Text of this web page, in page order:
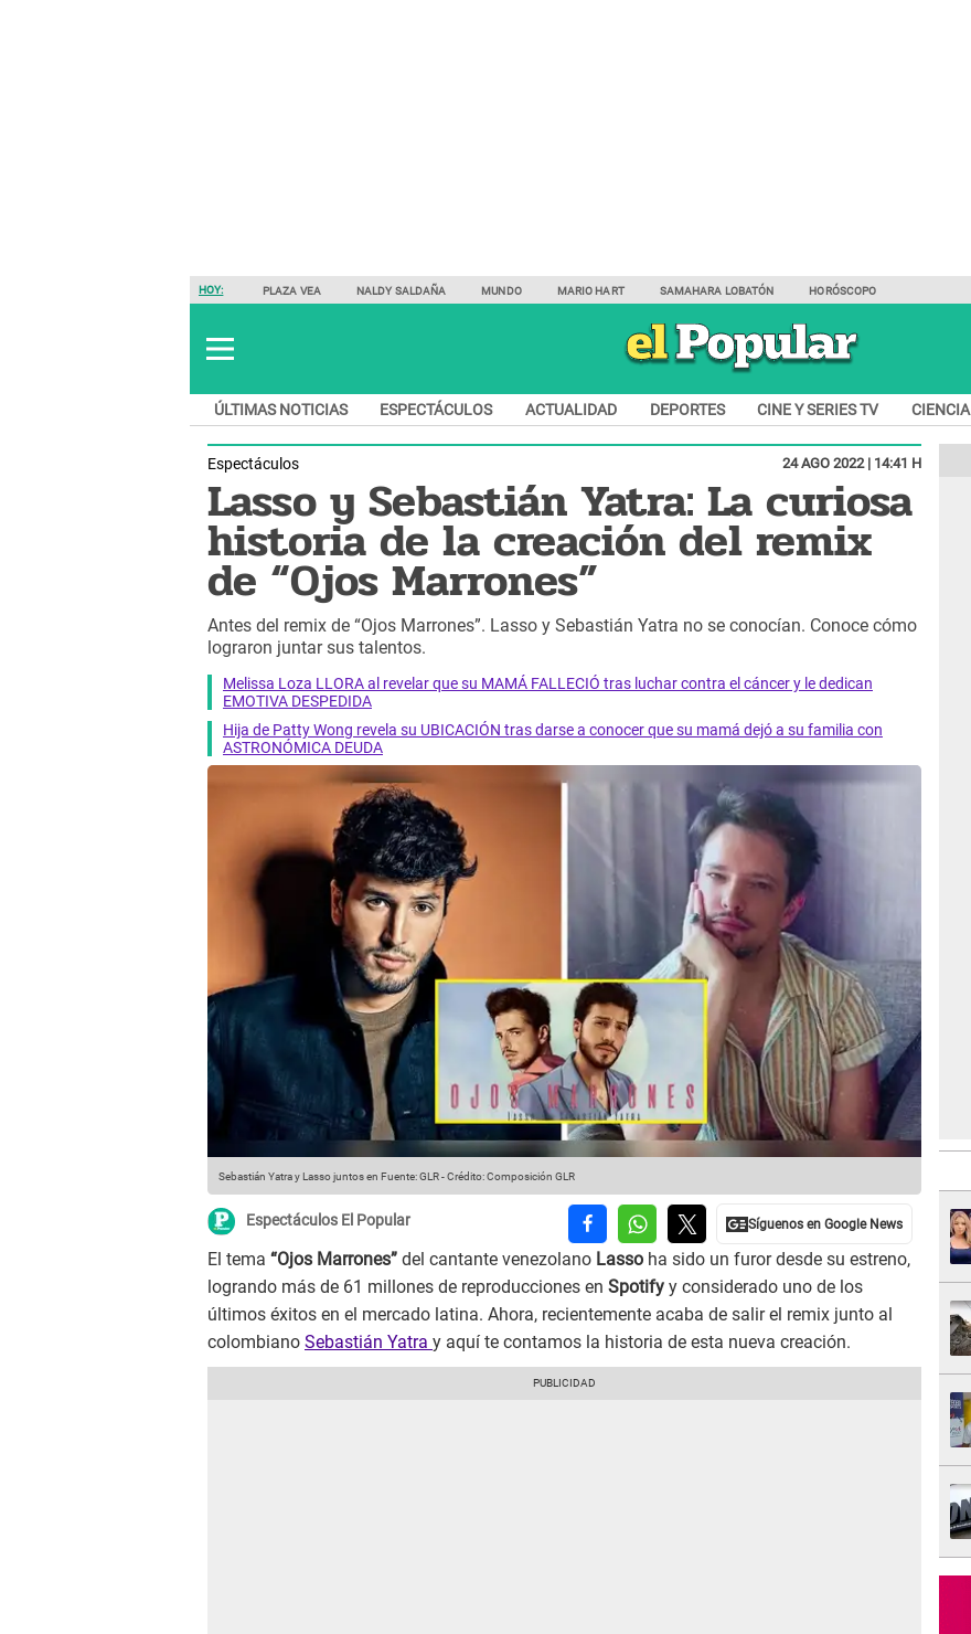
HOY: PLAZA VEA NALDY SALDAÑA MUNDO MARIO HART SAMAHARA LOBATÓN HORÓSCOPO
ÚLTIMAS NOTICIAS ESPECTÁCULOS ACTUALIDAD DEPORTES CINE Y SERIES TV CIENCIA
Espectáculos 24 AGO 2022 | 14:41 H
Lasso y Sebastián Yatra: La curiosa
historia de la creación del remix
de “Ojos Marrones”
Antes del remix de “Ojos Marrones”. Lasso y Sebastián Yatra no se conocían. Conoce cómo
lograron juntar sus talentos.
Melissa Loza LLORA al revelar que su MAMÁ FALLECIÓ tras luchar contra el cáncer y le dedican
EMOTIVA DESPEDIDA
Hija de Patty Wong revela su UBICACIÓN tras darse a conocer que su mamá dejó a su familia con
ASTRONÓMICA DEUDA
Sebastián Yatra y Lasso juntos en Fuente: GLR-Crédito: Composición GLR
Espectáculos El Popular
El tema “Ojos Marrones” del cantante venezolano Lasso ha sido un furor desde su estreno,
logrando más de 61 millones de reproducciones en Spotify y considerado uno de los
últimos éxitos en el mercado latina. Ahora, recientemente acaba de salir el remix junto al
colombiano Sebastián Yatra y aquí te contamos la historia de esta nueva creación.